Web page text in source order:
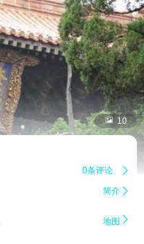
 10
0条评论 
简介 
地图 